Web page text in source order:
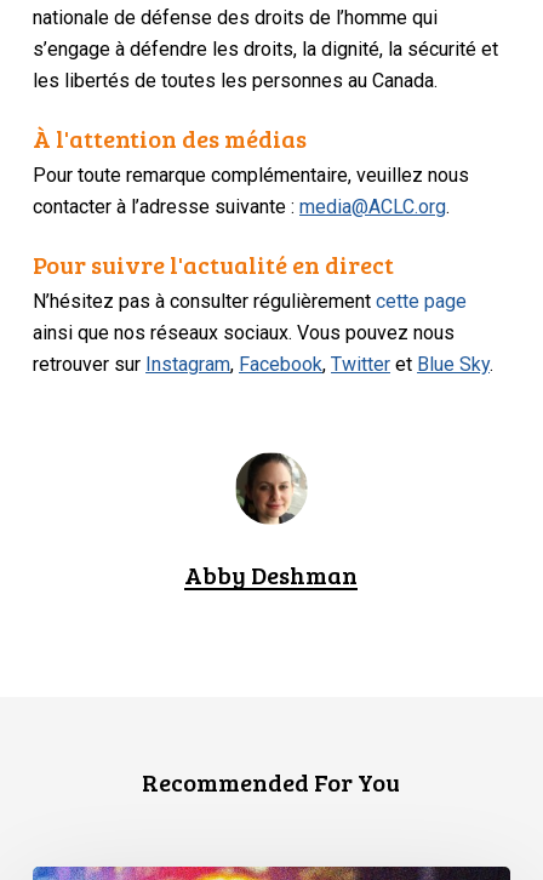
nationale de défense des droits de l’homme qui
s’engage à défendre les droits, la dignité, la sécurité et
les libertés de toutes les personnes au Canada.
À l'attention des médias
Pour toute remarque complémentaire, veuillez nous
contacter à l’adresse suivante :media@ACLC.org.
Pour suivre l'actualité en direct
N’hésitez pas à consulter régulièrementcette page
ainsi que nos réseaux sociaux. Vous pouvez nous
retrouver sur Instagram, Facebook,Twitter et Blue Sky.
Abby Deshman
Recommended For You